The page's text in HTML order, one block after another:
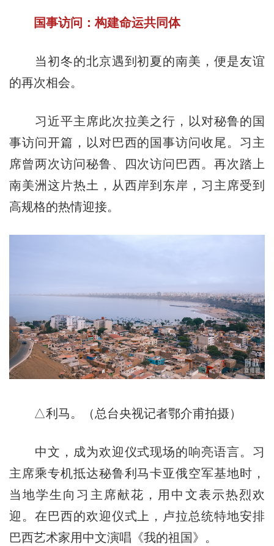
国事访问：构建命运共同体
当初冬的北京遇到初夏的南美，便是友谊
的再次相会。
习近平主席此次拉美之行，以对秘鲁的国
事访问开篇，以对巴西的国事访问收尾。习主
席曾两次访问秘鲁、四次访问巴西。再次踏上
南美洲这片热土，从西岸到东岸，习主席受到
高规格的热情迎接。
△利马。（总台央视记者鄂介甫拍摄）
中文，成为欢迎仪式现场的响亮语言。习
主席乘专机抵达秘鲁利马卡亚俄空军基地时，
当地学生向习主席献花，用中文表示热烈欢
迎。在巴西的欢迎仪式上，卢拉总统特地安排
巴西艺术家用中文演唱《我的祖国》。